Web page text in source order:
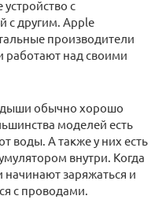
с
с другим. Apple
производители
работают над своими
обычно хорошо
моделей есть
воды. А также у них есть
внутри. Когда
заряжаться и
с проводами.